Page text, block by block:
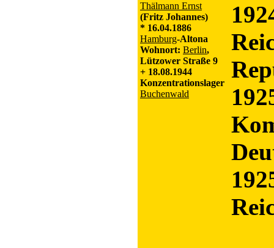
Thälmann Ernst
(Fritz Johannes)
* 16.04.1886
Hamburg-Altona
Wohnort: Berlin,
Lützower Straße 9
+ 18.08.1944
Konzentrationslager
Buchenwald